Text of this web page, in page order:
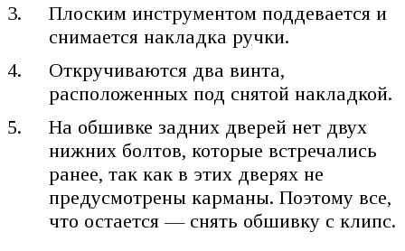
Плоским инструментом поддевается и
снимается накладка ручки.
Откручиваются два винта,
расположенных под снятой накладкой.
На обшивке задних дверей нет двух
нижних болтов, которые встречались
ранее, так как в этих дверях не
предусмотрены карманы. Поэтому все,
что остается — снять обшивку с клипс.